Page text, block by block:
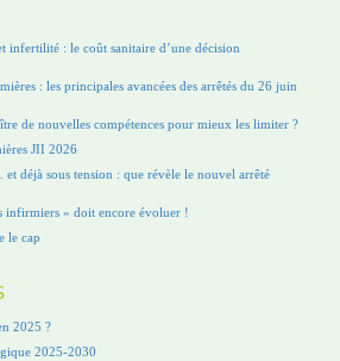
infertilité : le coût sanitaire d’une décision
: les principales avancées des arrêtés du 26 juin
de nouvelles compétences pour mieux les limiter ?
JII 2026
déjà sous tension : que révèle le nouvel arrêté
infirmiers » doit encore évoluer !
le cap
2025 ?
2025-2030